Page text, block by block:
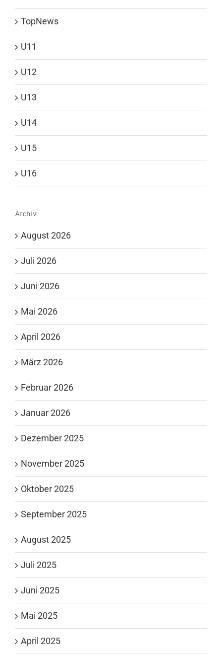
TopNews
U11
U12
U13
U14
U15
U16
Archiv
August 2026
Juli 2026
Juni 2026
Mai 2026
April 2026
März 2026
Februar 2026
Januar 2026
Dezember 2025
November 2025
Oktober 2025
September 2025
August 2025
Juli 2025
Juni 2025
Mai 2025
April 2025